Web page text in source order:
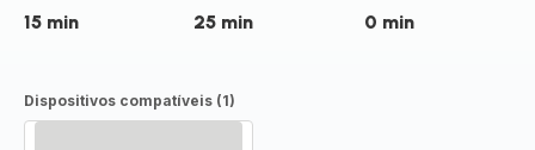
15 min 25 min 0 min
Dispositivos compatíveis (1)